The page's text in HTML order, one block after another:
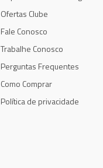
Ofertas Clube
Fale Conosco
Trabalhe Conosco
Perguntas Frequentes
Como Comprar
Política de privacidade